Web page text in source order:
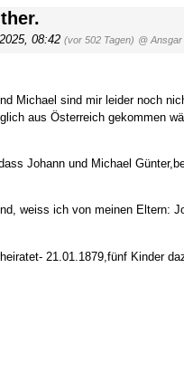
08:42 (vor 502 Tagen) @
Michael sind mir leider noch
aus Österreich gekommen
Johann und Michael
weiss ich von meinen Eltern:
21.01.1879,fünf Kinder